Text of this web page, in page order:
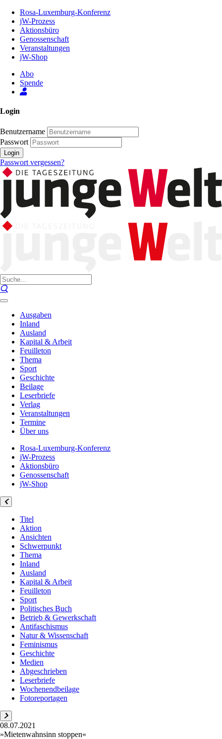
Inhalt
Seite
Rosa-Luxemburg-Konferenz
jW-Prozess
Aktionsbüro
Genossenschaft
Veranstaltungen
jW-Shop
Abo
Spende
Login
Benutzername
Passwort
Login
Passwort vergessen?
Ausgaben
Inland
Ausland
Kapital & Arbeit
Feuilleton
Thema
Sport
Geschichte
Beilage
Leserbriefe
Verlag
Veranstaltungen
Termine
Über uns
Rosa-Luxemburg-Konferenz
jW-Prozess
Aktionsbüro
Genossenschaft
jW-Shop
Titel
Aktion
Ansichten
Schwerpunkt
Thema
Inland
Ausland
Kapital & Arbeit
Feuilleton
Sport
Politisches Buch
Betrieb & Gewerkschaft
Antifaschismus
Natur & Wissenschaft
Feminismus
Geschichte
Medien
Abgeschrieben
Leserbriefe
Wochenendbeilage
Fotoreportagen
08.07.2021
»Mietenwahnsinn stoppen«